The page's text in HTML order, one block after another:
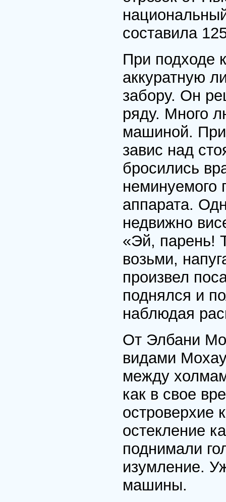
составила
При подходе
аккуратную
забору. Он
ряду. Много
машиной.
завис над
бросились
неминуемого
аппарата.
недвижно
«Эй, парень!
возьми,
произвел
поднялся и
наблюдая
От Элбани
видами
между
как в свое
островерхие
остекление
поднимали
изумление.
машины.